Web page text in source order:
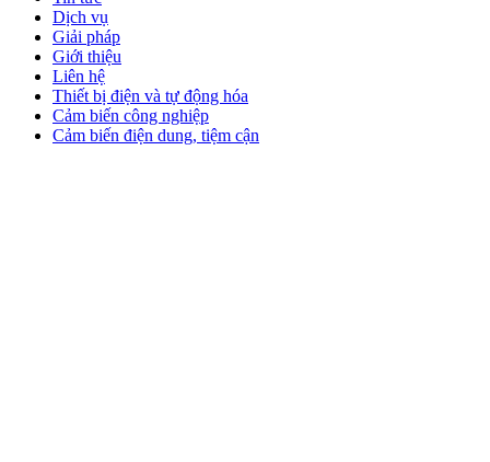
Dịch vụ
Giải pháp
Giới thiệu
Liên hệ
Thiết bị điện và tự động hóa
Cảm biến công nghiệp
Cảm biến điện dung, tiệm cận